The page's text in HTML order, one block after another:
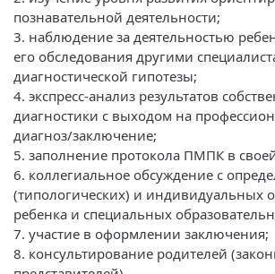
познавательной деятельности;
3. наблюдение за деятельностью
его обследования другими
диагностической гипотезы;
4. экспресс-анализ результатов
диагностики с выходом на
диагноз/заключение;
5. заполнение протокола ПМПК в
6. коллегиальное обсуждение с
(типологических) и индивидуальных
ребенка и специальных
7. участие в оформлении заключения;
8. консультирование родителей